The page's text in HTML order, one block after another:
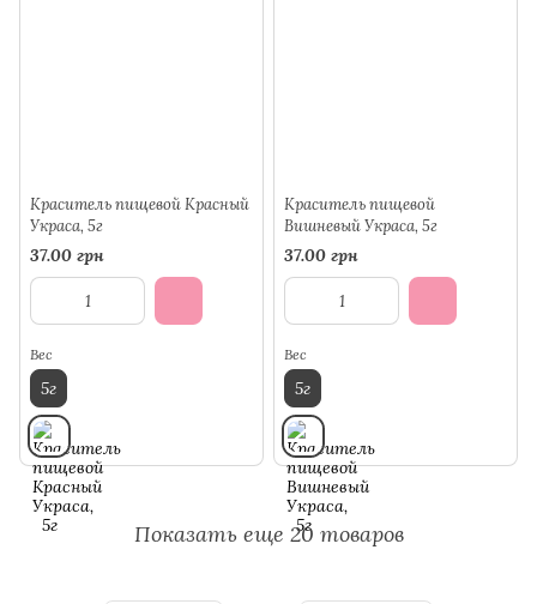
Краситель пищевой Красный
Украса, 5г
37.00 грн
Вес
5г
Краситель пищевой
Вишневый Украса, 5г
37.00 грн
Вес
5г
Показать еще 20 товаров